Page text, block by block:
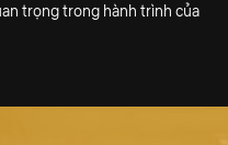
trọng trong hành trình của